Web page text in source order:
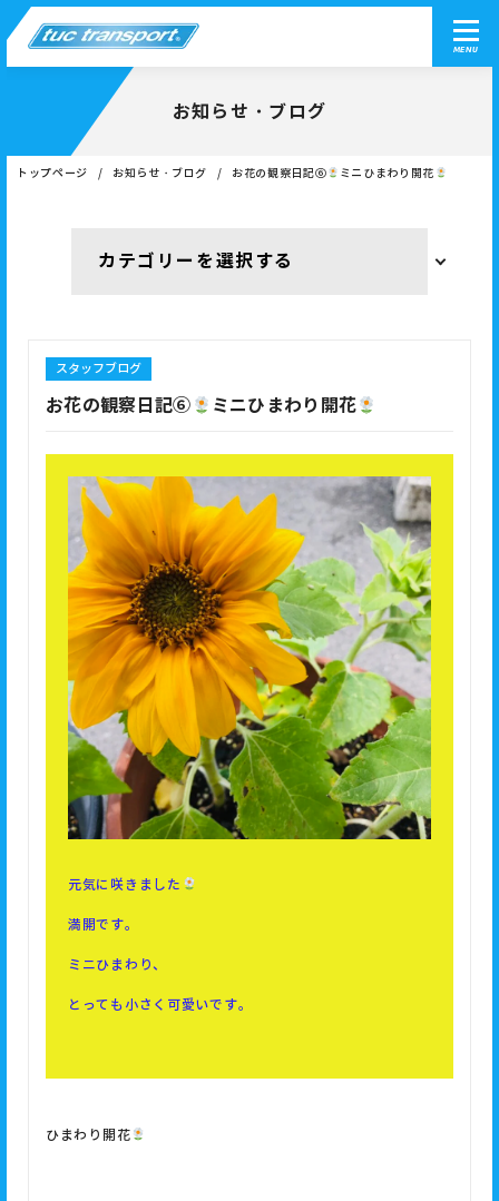
MENU
お知らせ・ブログ
トップページ お知らせ・ブログ お花の観察日記⑥ ミニひまわり開花
スタッフブログ
お花の観察日記⑥ ミニひまわり開花
元気に咲きました
満開です。
ミニひまわり、
とっても小さく可愛いです。
ひまわり開花